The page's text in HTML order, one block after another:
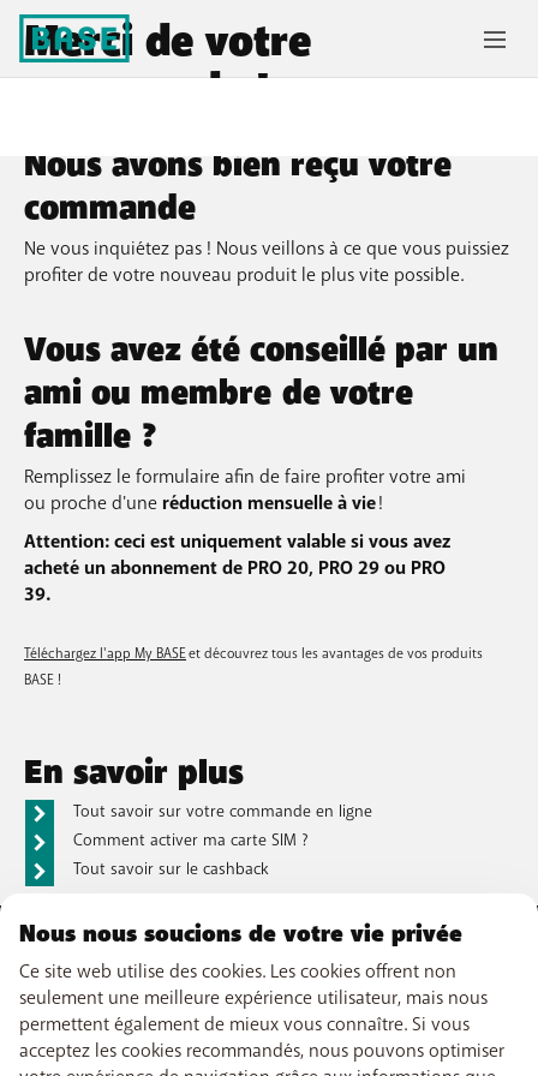
Merci de votre
commande !
Nous avons bien reçu votre
commande
Ne vous inquiétez pas ! Nous veillons à ce que vous puissiez
profiter de votre nouveau produit le plus vite possible.
Vous avez été conseillé par un
ami ou membre de votre
famille ?
Remplissez le formulaire afin de faire profiter votre ami
ou proche d'une réduction mensuelle à vie!
Attention: ceci est uniquement valable si vous avez
acheté un abonnement de PRO 20, PRO 29 ou PRO
39.
Téléchargez l'app My BASEet découvrez tous les avantages de vos produits
BASE !
En savoir plus
Tout savoir sur votre commande en ligne
Comment activer ma carte SIM ?
Tout savoir sur le cashback
NOTRE OFFRE
Abonnements GSM
Smartphones
Internet
NOS SERVICES
Nous nous soucions de votre vie privée
Ce site web utilise des cookies. Les cookies offrent non
seulement une meilleure expérience utilisateur, mais nous
permettent également de mieux vous connaître. Si vous
acceptez les cookies recommandés, nous pouvons optimiser